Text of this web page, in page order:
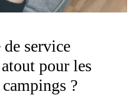
service
pour les
?